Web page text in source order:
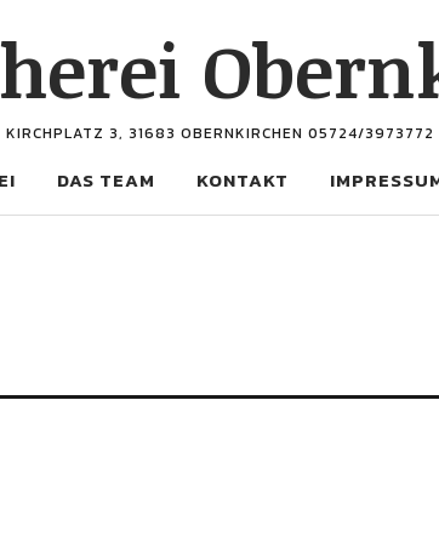
KIRCHPLATZ 3, 31683 OBERNKIRCHEN 05724/3973772
DAS TEAM KONTAKT